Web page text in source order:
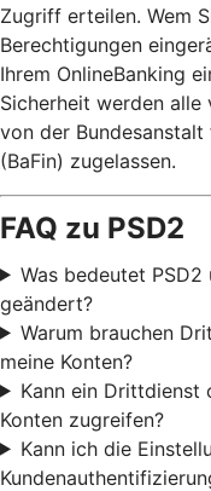
Zugriff erteilen. Wem
Berechtigungen
Ihrem OnlineBanking
Sicherheit werden
von der
(BaFin) zugelassen.
FAQ zu PSD2
Was bedeutet
geändert?
Warum brauchen
meine Konten?
Kann ein Drittdienst
Konten zugreifen?
Kann ich die